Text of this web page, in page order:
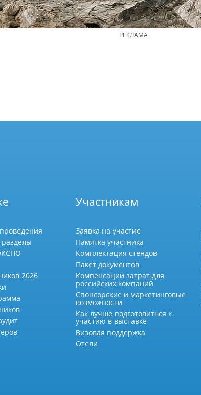
РЕКЛАМА
2026
Участникам
Заявка на участие
Памятка участника
Комплектация стендов
Пакет документов
Компенсации затрат для
российских компаний
Спонсорские и маркетинговые
возможности
Как лучше подготовиться к
участию в выставке
Визовая поддержка
Отели